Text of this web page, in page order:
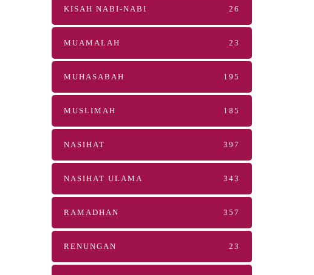
KISAH NABI-NABI 26
MUAMALAH 23
MUHASABAH 195
MUSLIMAH 185
NASIHAT 397
NASIHAT ULAMA 343
RAMADHAN 357
RENUNGAN 23